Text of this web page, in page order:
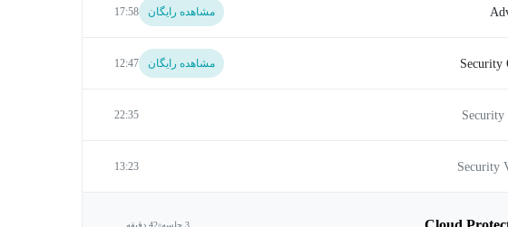
مشاهده رایگان 17:58
مشاهده رایگان 12:47
22:35
13:23
3 جلسه 42 دقیقه